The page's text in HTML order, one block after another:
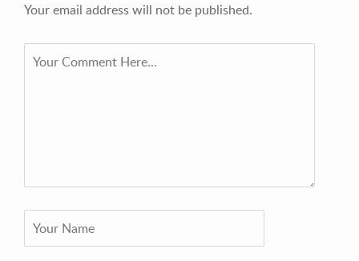
Your email address will not be published.